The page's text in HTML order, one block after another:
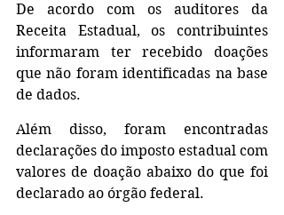
De acordo com os auditores da
Receita Estadual, os contribuintes
informaram ter recebido doações
que não foram identificadas na base
de dados.
Além disso, foram encontradas
declarações do imposto estadual com
valores de doação abaixo do que foi
declarado ao órgão federal.